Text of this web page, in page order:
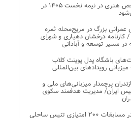
رویدادهای شاخص هنری در نیمه نخست ۱۴۰۵ در
عمرانی بزرگ در مریج‌محله ثمره
درخشان دهیاری و شورای
مسیر توسعه و آبادانی
باشگاه پدل پوینت کلاب
رویدادهای بین‌المللی
پرچمدار میزبانی‌های ملی و
ایران/ مدیریت هدفمند سکوی
رقابت ۴۹ تیم در مسابقات ۲۰۰ امتیازی تنیس ساحلی